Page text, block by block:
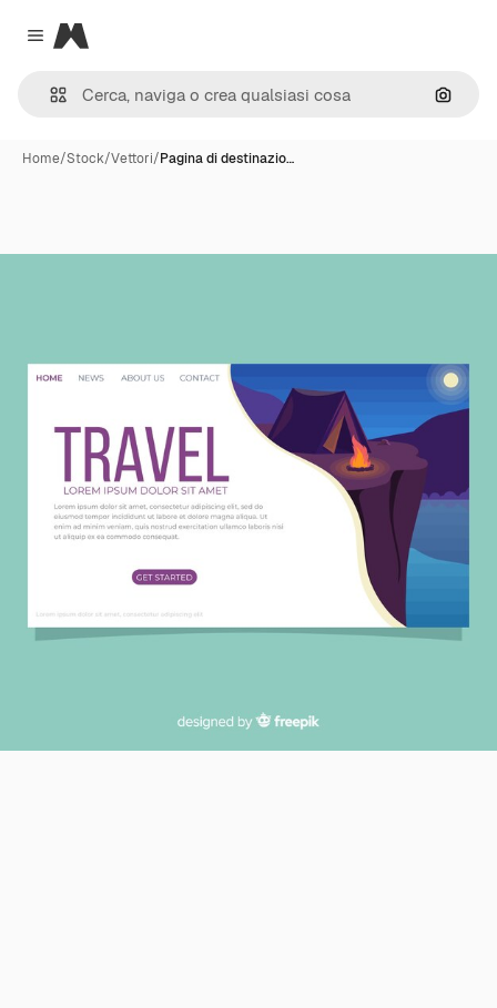
Close menu
Magnific
Cerca
Home/Stock/Vettori/Pagina di destinazio…